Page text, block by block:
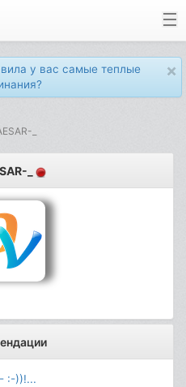
×
у вас самые теплые
_
_
:-))!...